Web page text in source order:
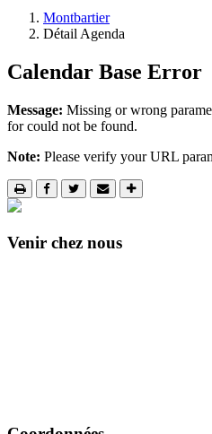
Montbartier
Détail Agenda
Calendar Base Error
Message: Missing or wrong
for could not be found.
Note: Please verify your URL
Venir chez nous